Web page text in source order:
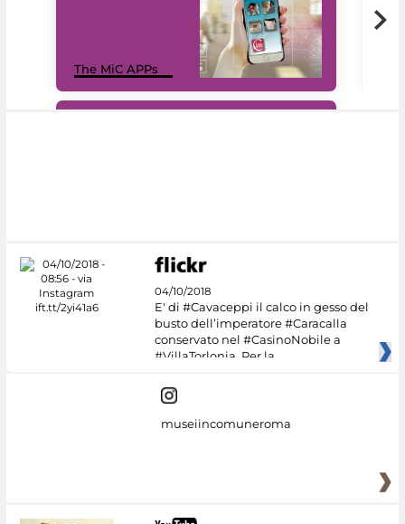
The MiC APPs
04/10/2018
E' di #Cavaceppi il calco in gesso del
busto dell’imperatore #Caracalla
conservato nel #CasinoNobile a
#VillaTorlonia. Per la
museiincomuneroma